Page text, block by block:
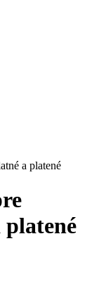
a platené